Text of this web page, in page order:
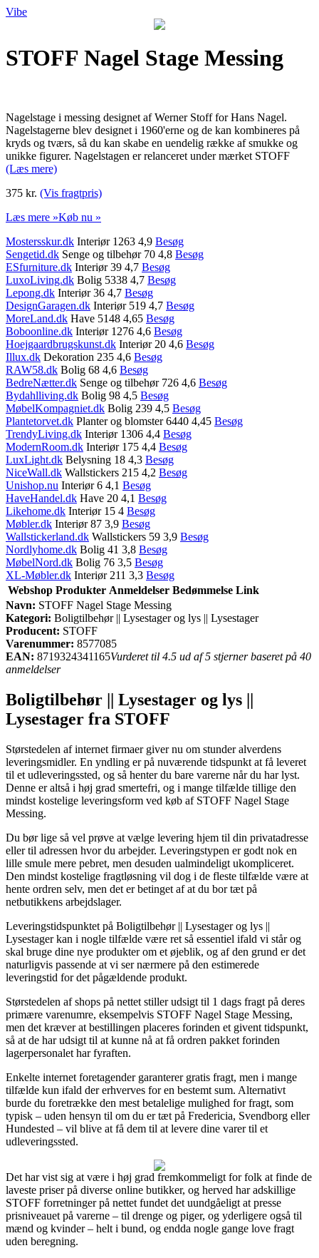
Vibe
STOFF Nagel Stage Messing
Nagelstage i messing designet af Werner Stoff for Hans Nagel.
Nagelstagerne blev designet i 1960'erne og de kan kombineres på
kryds og tværs, så du kan skabe en uendelig række af smukke og
unikke figurer. Nagelstagen er relanceret under mærket STOFF
(Læs mere)
375 kr. (Vis fragtpris)
Læs mere »Køb nu »
Mostersskur.dk Interiør 1263 4,9 Besøg
Sengetid.dk Senge og tilbehør 70 4,8 Besøg
ESfurniture.dk Interiør 39 4,7 Besøg
LuxoLiving.dk Bolig 5338 4,7 Besøg
Lepong.dk Interiør 36 4,7 Besøg
DesignGaragen.dk Interiør 519 4,7 Besøg
MoreLand.dk Have 5148 4,65 Besøg
Boboonline.dk Interiør 1276 4,6 Besøg
Hoejgaardbrugskunst.dk Interiør 20 4,6 Besøg
Illux.dk Dekoration 235 4,6 Besøg
RAW58.dk Bolig 68 4,6 Besøg
BedreNætter.dk Senge og tilbehør 726 4,6 Besøg
Bydahlliving.dk Bolig 98 4,5 Besøg
MøbelKompagniet.dk Bolig 239 4,5 Besøg
Plantetorvet.dk Planter og blomster 6440 4,45 Besøg
TrendyLiving.dk Interiør 1306 4,4 Besøg
ModernRoom.dk Interiør 175 4,4 Besøg
LuxLight.dk Belysning 18 4,3 Besøg
NiceWall.dk Wallstickers 215 4,2 Besøg
Unishop.nu Interiør 6 4,1 Besøg
HaveHandel.dk Have 20 4,1 Besøg
Likehome.dk Interiør 15 4 Besøg
Møbler.dk Interiør 87 3,9 Besøg
Wallstickerland.dk Wallstickers 59 3,9 Besøg
Nordlyhome.dk Bolig 41 3,8 Besøg
MøbelNord.dk Bolig 76 3,5 Besøg
XL-Møbler.dk Interiør 211 3,3 Besøg
Webshop Produkter Anmeldelser Bedømmelse Link
Navn: STOFF Nagel Stage Messing
Kategori: Boligtilbehør || Lysestager og lys || Lysestager
Producent: STOFF
Varenummer: 8577085
EAN: 8719324341165Vurderet til 4.5 ud af 5 stjerner baseret på 40
anmeldelser
Boligtilbehør || Lysestager og lys ||
Lysestager fra STOFF
Størstedelen af internet firmaer giver nu om stunder alverdens
leveringsmidler. En yndling er på nuværende tidspunkt at få leveret
til et udleveringssted, og så henter du bare varerne når du har lyst.
Denne er altså i høj grad smertefri, og i mange tilfælde tillige den
mindst kostelige leveringsform ved køb af STOFF Nagel Stage
Messing.
Du bør lige så vel prøve at vælge levering hjem til din privatadresse
eller til adressen hvor du arbejder. Leveringstypen er godt nok en
lille smule mere pebret, men desuden ualmindeligt ukompliceret.
Den mindst kostelige fragtløsning vil dog i de fleste tilfælde være at
hente ordren selv, men det er betinget af at du bor tæt på
netbutikkens arbejdslager.
Leveringstidspunktet på Boligtilbehør || Lysestager og lys ||
Lysestager kan i nogle tilfælde være ret så essentiel ifald vi står og
skal bruge dine nye produkter om et øjeblik, og af den grund er det
naturligvis passende at vi ser nærmere på den estimerede
leveringstid for det pågældende produkt.
Størstedelen af shops på nettet stiller udsigt til 1 dags fragt på deres
primære varenumre, eksempelvis STOFF Nagel Stage Messing,
men det kræver at bestillingen placeres forinden et givent tidspunkt,
så at de har udsigt til at kunne nå at få ordren pakket forinden
lagerpersonalet har fyraften.
Enkelte internet foretagender garanterer gratis fragt, men i mange
tilfælde kun ifald der erhverves for en bestemt sum. Alternativt
burde du foretrække den mest betalelige mulighed for fragt, som
typisk – uden hensyn til om du er tæt på Fredericia, Svendborg eller
Hundested – vil blive at få dem til at levere dine varer til et
udleveringssted.
Det har vist sig at være i høj grad fremkommeligt for folk at finde de
laveste priser på diverse online butikker, og herved har adskillige
STOFF forretninger på nettet fundet det uundgåeligt at presse
prisniveauet på varerne – til drenge og piger, og yderligere også til
mænd og kvinder – helt i bund, og endda nogle gange love fragt
uden beregning.